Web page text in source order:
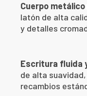
Cuerpo
latón de alta
y detalles
Escritura fluida
de alta
recambios